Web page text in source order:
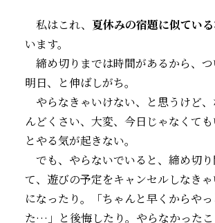
私はこれ、 夏休みの宿題に似てい
います。
締め切りまでは時間があるから、つ
明日、と伸ばしがち。
やらなきゃいけない、と思うけど
んどくさい、大変、今日じゃなくて
とやる気が起きない。
でも、やらないでいると、締め切り
て、遊びの予定をキャンセルしなき
になったり。「ちゃんと早くからや
た…」と後悔したり。やらなかった